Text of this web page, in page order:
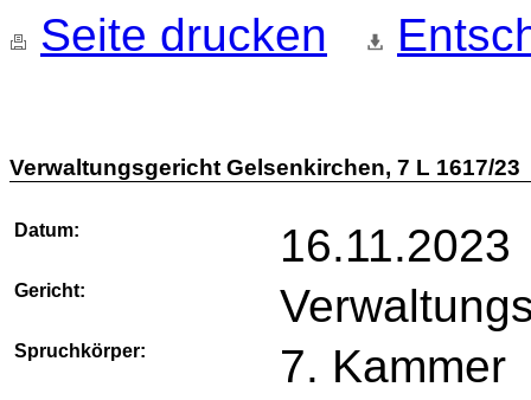
Seite drucken
Verwaltungsgericht Gelsenkirchen, 7 L 1617/23
Datum: 16.11.2023
Gericht:
Spruchkörper: 7. Kammer